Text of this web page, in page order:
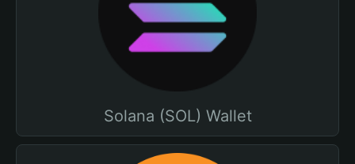
Solana (SOL) Wallet